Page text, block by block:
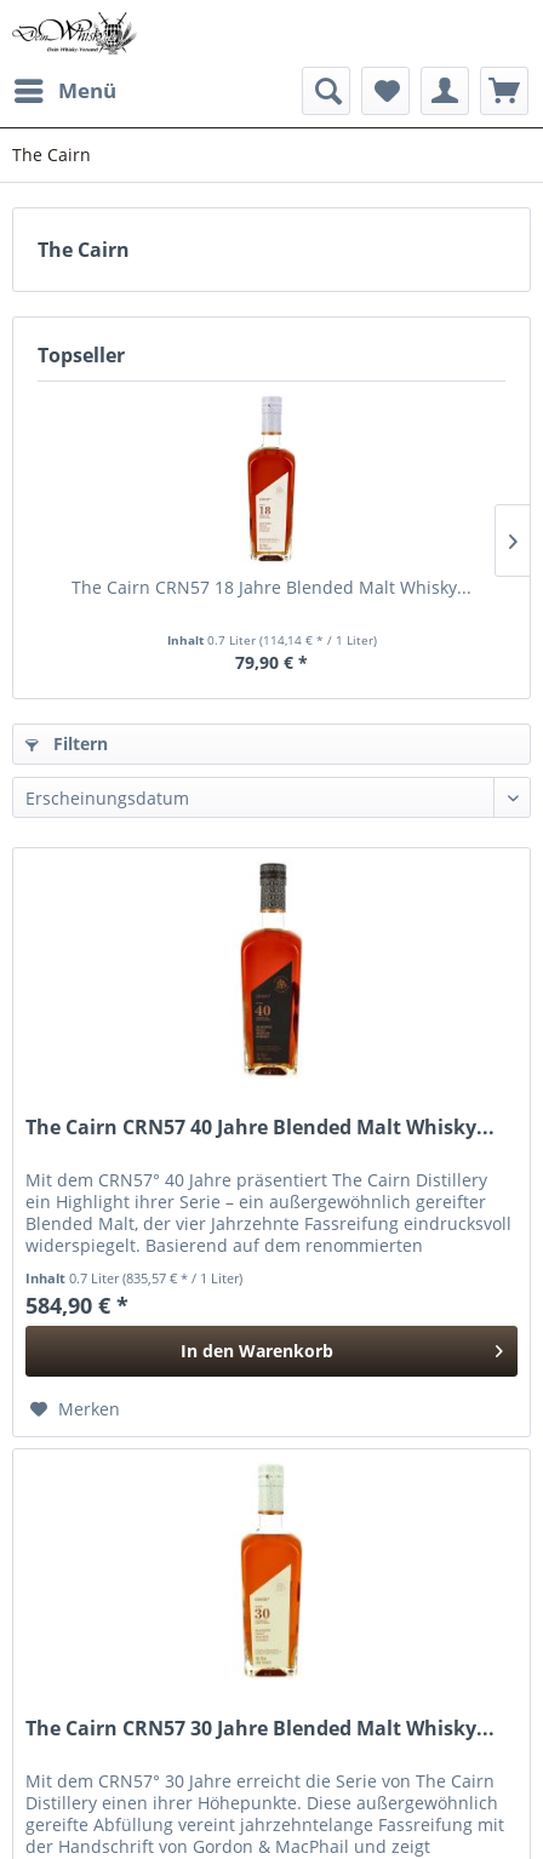
Menü
The Cairn
The Cairn
Topseller
The Cairn CRN57 18 Jahre Blended Malt Whisky...
Inhalt 0.7 Liter (114,14 € * / 1 Liter)
79,90 € *
Filtern
The Cairn CRN57 40 Jahre Blended Malt Whisky...
Mit dem CRN57° 40 Jahre präsentiert The Cairn Distillery
ein Highlight ihrer Serie – ein außergewöhnlich gereifter
Blended Malt, der vier Jahrzehnte Fassreifung eindrucksvoll
widerspiegelt. Basierend auf dem renommierten
Inhalt0.7 Liter(835,57 € * / 1 Liter)
584,90 € *
In den Warenkorb
Merken
The Cairn CRN57 30 Jahre Blended Malt Whisky...
Mit dem CRN57° 30 Jahre erreicht die Serie von The Cairn
Distillery einen ihrer Höhepunkte. Diese außergewöhnlich
gereifte Abfüllung vereint jahrzehntelange Fassreifung mit
der Handschrift von Gordon & MacPhail und zeigt